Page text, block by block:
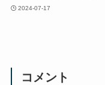
2024-07-17
コメント